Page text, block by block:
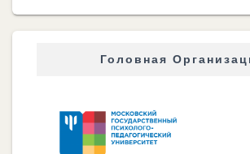
Головная